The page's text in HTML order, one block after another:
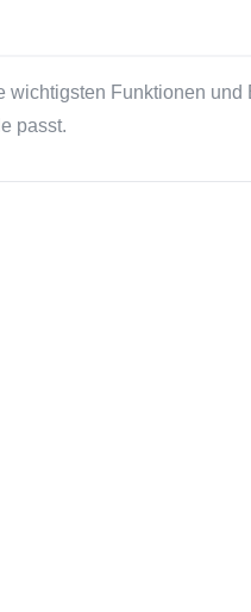
wichtigsten Funktionen und
passt.